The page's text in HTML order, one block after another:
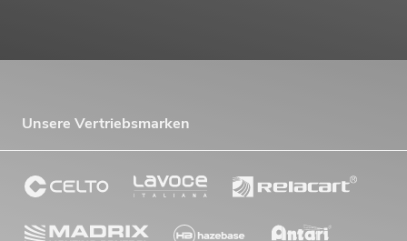
Unsere Vertriebsmarken